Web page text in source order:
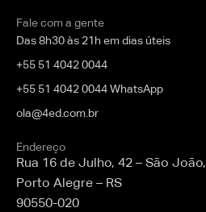
Fale com a gente
Das 8h30 às 21h em dias úteis
+55 51 4042 0044
+55 51 4042 0044 WhatsApp
ola@4ed.com.br
Endereço
Rua 16 de Julho, 42 – São João,
Porto Alegre – RS
90550-020